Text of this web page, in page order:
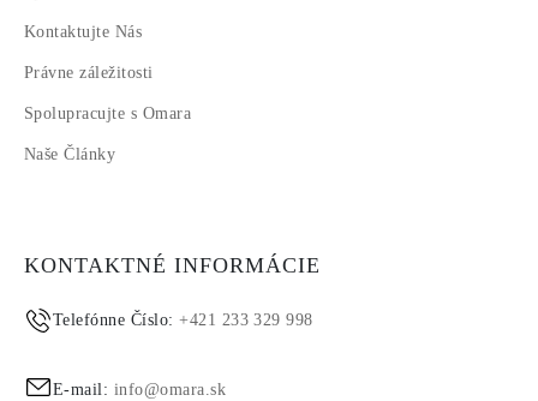
Kontaktujte Nás
Právne záležitosti
Spolupracujte s Omara
Naše Články
KONTAKTNÉ INFORMÁCIE
Telefónne Číslo:+421 233 329 998
E-mail: info@omara.sk